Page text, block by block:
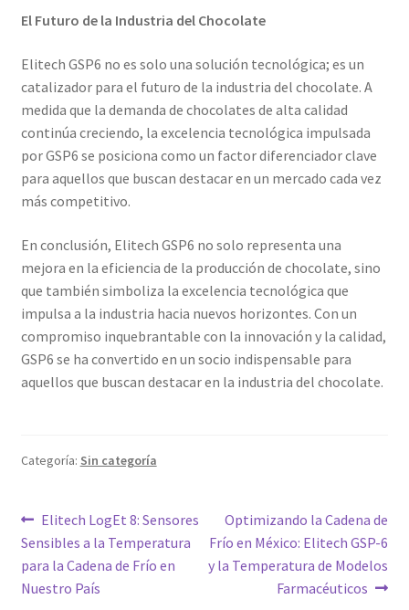
El Futuro de la Industria del Chocolate
Elitech GSP6 no es solo una solución tecnológica; es un
catalizador para el futuro de la industria del chocolate. A
medida que la demanda de chocolates de alta calidad
continúa creciendo, la excelencia tecnológica impulsada
por GSP6 se posiciona como un factor diferenciador clave
para aquellos que buscan destacar en un mercado cada vez
más competitivo.
En conclusión, Elitech GSP6 no solo representa una
mejora en la eficiencia de la producción de chocolate, sino
que también simboliza la excelencia tecnológica que
impulsa a la industria hacia nuevos horizontes. Con un
compromiso inquebrantable con la innovación y la calidad,
GSP6 se ha convertido en un socio indispensable para
aquellos que buscan destacar en la industria del chocolate.
Categoría: Sin categoría
Navegación
de
entradas
Entrada
anterior:
Elitech LogEt 8: Sensores
Sensibles a la Temperatura
para la Cadena de Frío en
Nuestro País
Siguiente
entrada:
Optimizando la Cadena de
Frío en México: Elitech GSP-6
y la Temperatura de Modelos
Farmacéuticos